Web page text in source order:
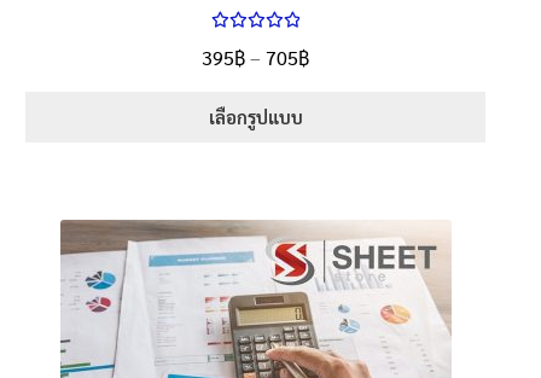
5.00
ตั้งแต่
395฿– 705฿Price
เลือกรูปแบบ
has
multiple
variants.
The
options
may